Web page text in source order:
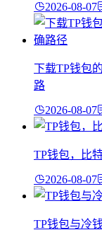
2026-08-07
下载TP钱包
路
2026-08-07
TP钱包，比
2026-08-07
TP钱包与冷